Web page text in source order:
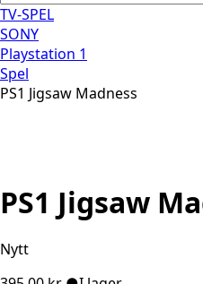
TV-SPEL
SONY
Playstation 1
Spel
PS1 Jigsaw Madness
PS1 Jigsaw
Nytt